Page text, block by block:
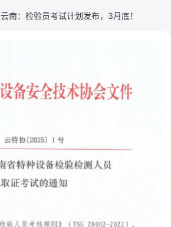
云南：检验员考试计划发布，3月底！